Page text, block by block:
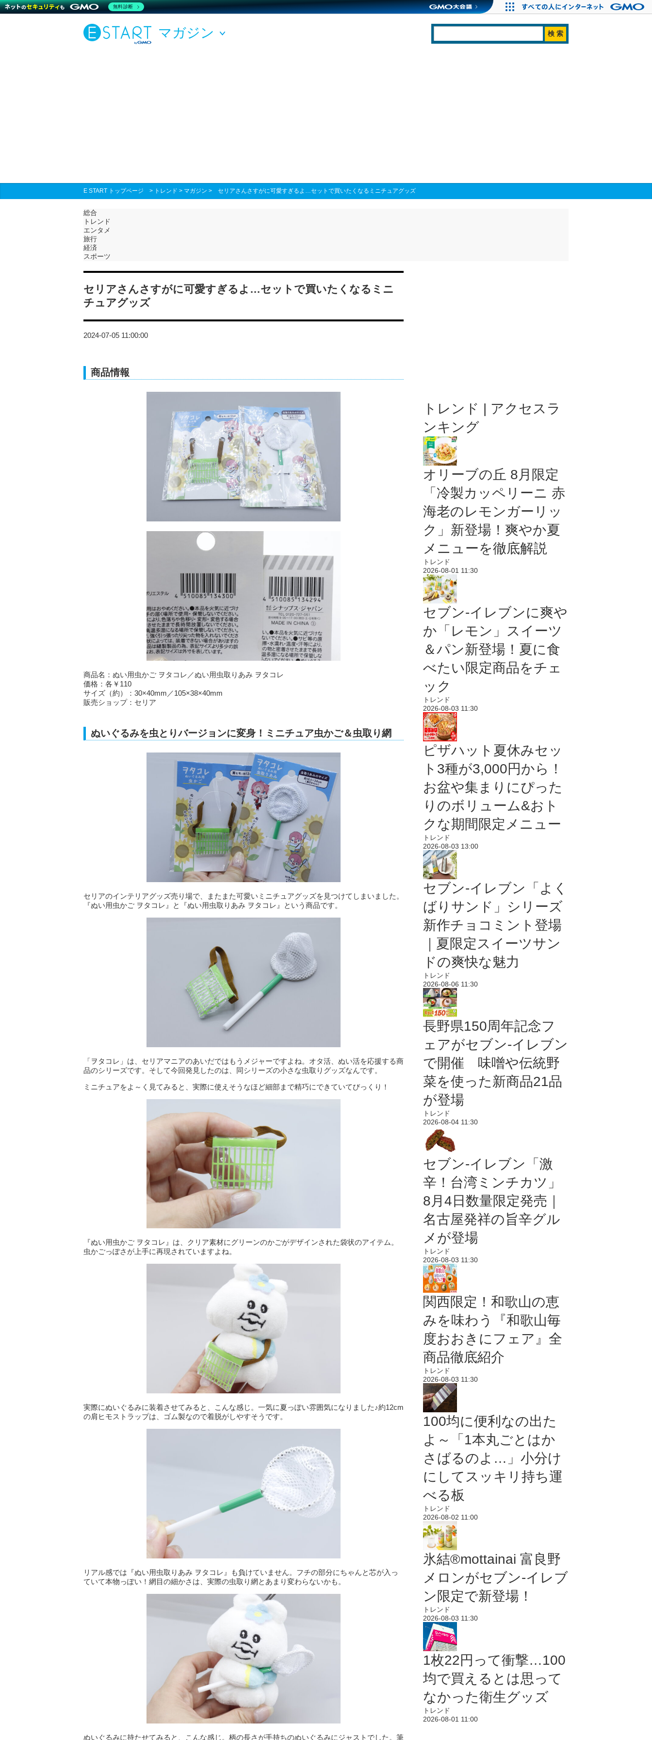
マガジン
E START トップページ > トレンド > マガジン > セリアさんさすがに可愛すぎるよ…セットで買いたくなるミニチュアグッズ
総合
トレンド
エンタメ
旅行
経済
スポーツ
セリアさんさすがに可愛すぎるよ…セットで買いたくなるミニ
チュアグッズ
2024-07-05 11:00:00
商品情報
商品名：ぬい用虫かご ヲタコレ／ぬい用虫取りあみ ヲタコレ
価格：各￥110
サイズ（約）：30×40mm／105×38×40mm
販売ショップ：セリア
ぬいぐるみを虫とりバージョンに変身！ミニチュア虫かご＆虫取り網
セリアのインテリアグッズ売り場で、またまた可愛いミニチュアグッズを見つけてしまいました。
『ぬい用虫かご ヲタコレ』と『ぬい用虫取りあみ ヲタコレ』という商品です。
「ヲタコレ」は、セリアマニアのあいだではもうメジャーですよね。オタ活、ぬい活を応援する商
品のシリーズです。そして今回発見したのは、同シリーズの小さな虫取りグッズなんです。
ミニチュアをよ～く見てみると、実際に使えそうなほど細部まで精巧にできていてびっくり！
『ぬい用虫かご ヲタコレ』は、クリア素材にグリーンのかごがデザインされた袋状のアイテム。
虫かごっぽさが上手に再現されていますよね。
実際にぬいぐるみに装着させてみると、こんな感じ。一気に夏っぽい雰囲気になりました♪約12cm
の肩ヒモストラップは、ゴム製なので着脱がしやすそうです。
リアル感では『ぬい用虫取りあみ ヲタコレ』も負けていません。フチの部分にちゃんと芯が入っ
ていて本物っぽい！網目の細かさは、実際の虫取り網とあまり変わらないかも。
ぬいぐるみに持たせてみると、こんな感じ。柄の長さが手持ちのぬいぐるみにジャストでした。筆
トレンド | アクセスラ
ンキング
オリーブの丘 8月限定
「冷製カッペリーニ 赤
海老のレモンガーリッ
ク」新登場！爽やか夏
メニューを徹底解説
トレンド
2026-08-01 11:30
セブン‐イレブンに爽や
か「レモン」スイーツ
＆パン新登場！夏に食
べたい限定商品をチェ
ック
トレンド
2026-08-03 11:30
ピザハット夏休みセッ
ト3種が3,000円から！
お盆や集まりにぴった
りのボリューム&おト
クな期間限定メニュー
トレンド
2026-08-03 13:00
セブン‐イレブン「よく
ばりサンド」シリーズ
新作チョコミント登場
｜夏限定スイーツサン
ドの爽快な魅力
トレンド
2026-08-06 11:30
長野県150周年記念フ
ェアがセブン-イレブン
で開催 味噌や伝統野
菜を使った新商品21品
が登場
トレンド
2026-08-04 11:30
セブン-イレブン「激
辛！台湾ミンチカツ」
8月4日数量限定発売｜
名古屋発祥の旨辛グル
メが登場
トレンド
2026-08-03 11:30
関西限定！和歌山の恵
みを味わう『和歌山毎
度おおきにフェア』全
商品徹底紹介
トレンド
2026-08-03 11:30
100均に便利なの出た
よ～「1本丸ごとはか
さばるのよ…」小分け
にしてスッキリ持ち運
べる板
トレンド
2026-08-02 11:00
氷結®mottainai 富良野
メロンがセブン‐イレブ
ン限定で新登場！
トレンド
2026-08-03 11:30
1枚22円って衝撃…100
均で買えるとは思って
なかった衛生グッズ
トレンド
2026-08-01 11:00
無料診断